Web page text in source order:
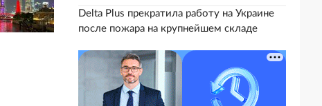
Delta Plus прекратила работу на Украине
после пожара на крупнейшем складе